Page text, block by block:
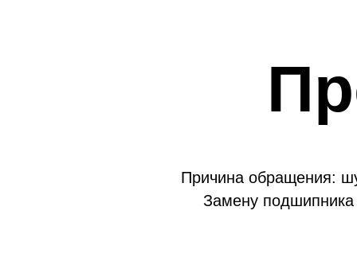
Причина обращения:
Замену подшипника